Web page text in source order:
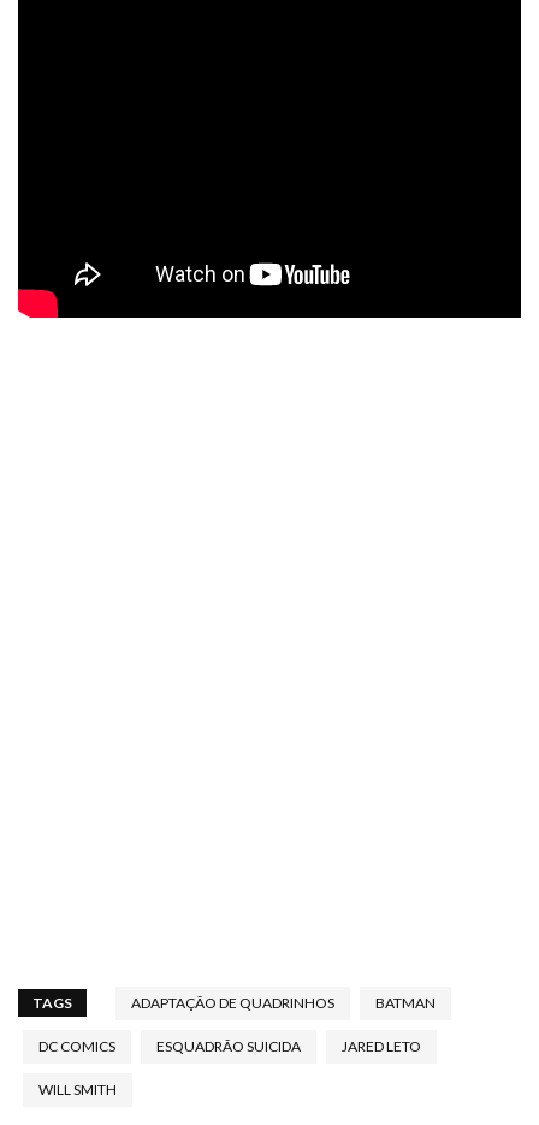
TAGS ADAPTAÇÃO DE QUADRINHOS BATMAN
DC COMICS ESQUADRÃO SUICIDA JARED LETO
WILL SMITH